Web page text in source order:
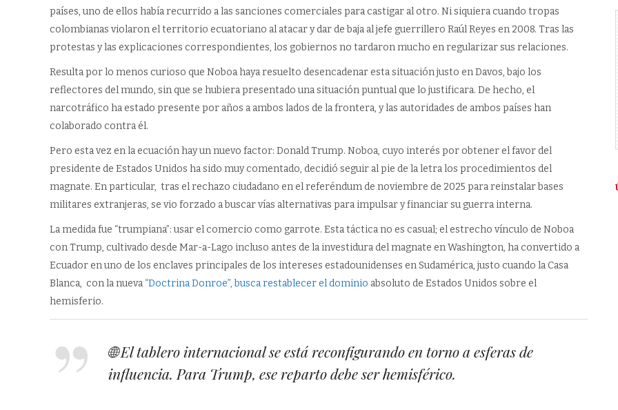
países, uno de ellos había recurrido a las sanciones comerciales para castigar al otro. Ni siquiera cuando tropas
colombianas violaron el territorio ecuatoriano al atacar y dar de baja al jefe guerrillero Raúl Reyes en 2008. Tras las
protestas y las explicaciones correspondientes, los gobiernos no tardaron mucho en regularizar sus relaciones.
Resulta por lo menos curioso que Noboa haya resuelto desencadenar esta situación justo en Davos, bajo los
reflectores del mundo, sin que se hubiera presentado una situación puntual que lo justificara. De hecho, el
narcotráfico ha estado presente por años a ambos lados de la frontera, y las autoridades de ambos países han
colaborado contra él.
Pero esta vez en la ecuación hay un nuevo factor: Donald Trump. Noboa, cuyo interés por obtener el favor del
presidente de Estados Unidos ha sido muy comentado, decidió seguir al pie de la letra los procedimientos del
magnate. En particular, tras el rechazo ciudadano en el referéndum de noviembre de 2025 para reinstalar bases
militares extranjeras, se vio forzado a buscar vías alternativas para impulsar y financiar su guerra interna.
La medida fue “trumpiana”: usar el comercio como garrote. Esta táctica no es casual; el estrecho vínculo de Noboa
con Trump, cultivado desde Mar-a-Lago incluso antes de la investidura del magnate en Washington, ha convertido a
Ecuador en uno de los enclaves principales de los intereses estadounidenses en Sudamérica, justo cuando la Casa
Blanca, con la nueva “Doctrina Donroe”, busca restablecer el dominio absoluto de Estados Unidos sobre el
hemisferio.
🌐 El tablero internacional se está reconfigurando en torno a esferas de
influencia. Para Trump, ese reparto debe ser hemisférico.